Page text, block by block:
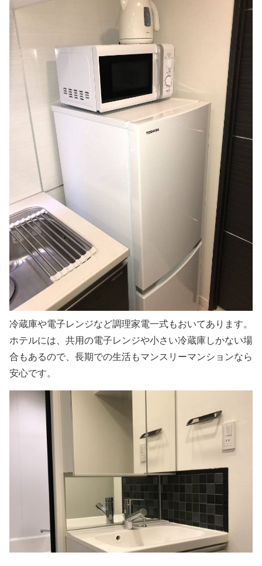
冷蔵庫や電子レンジなど調理家電一式もおいてあります。
ホテルには、共用の電子レンジや小さい冷蔵庫しかない場
合もあるので、長期での生活もマンスリーマンションなら
安心です。